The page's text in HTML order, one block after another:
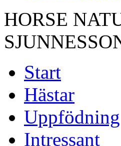
HORSE
Start
Hästar
Uppfödning
Intressant